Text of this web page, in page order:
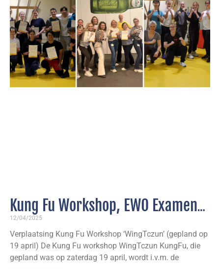
Kung Fu Workshop, EWO Examens
Seizoen Fire, 2e TG’s Elite
WingTczun
12/04/2025
Verplaatsing Kung Fu Workshop ‘WingTczun’ (gepland op
19 april) De Kung Fu workshop WingTczun KungFu, die
gepland was op zaterdag 19 april, wordt i.v.m. de